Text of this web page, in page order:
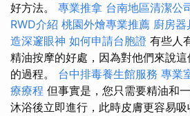
好方法。 專業推拿 台南地區清潔公
RWD介紹 桃園外燴專業推薦 廚房器
造深邃眼神 如何申請台胞證 有些人
精油按摩的好處，因為對他們來說
的過程。 台中排毒養生館服務 專業
療療程 但事實是，您只需要精油和
沐浴後立即進行，此時皮膚更容易